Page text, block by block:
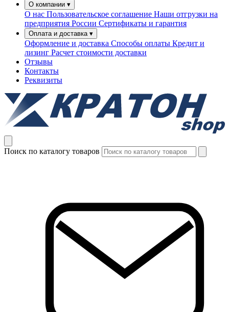
О компании ▾
О нас Пользовательское соглашение Наши отгрузки на
предприятия России Сертификаты и гарантия
Оплата и доставка ▾
Оформление и доставка Способы оплаты Кредит и
лизинг Расчет стоимости доставки
Отзывы
Контакты
Реквизиты
Поиск по каталогу товаров